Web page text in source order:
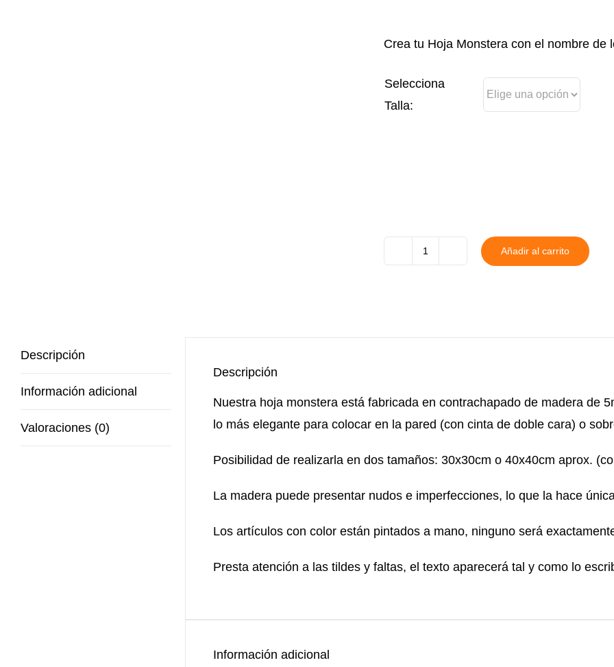
Crea tu Hoja Monstera con el nombre de
Selecciona
Talla:
Añadir al carrito
Descripción
Información adicional
Valoraciones (0)
Descripción
Nuestra hoja monstera está fabricada en contrachapado de madera de
lo más elegante para colocar en la pared (con cinta de doble cara) o
Posibilidad de realizarla en dos tamaños: 30x30cm o 40x40cm aprox.
La madera puede presentar nudos e imperfecciones, lo que la hace
Los artículos con color están pintados a mano, ninguno será
Presta atención a las tildes y faltas, el texto aparecerá tal y como lo
Información adicional